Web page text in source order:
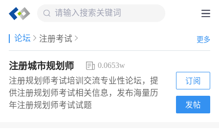
论坛 注册考试 更多
注册城市规划师 0.0653w
注册规划师考试培训交流专业性论坛，提
供注册规划师考试相关信息，发布海量历
年注册规划师考试试题
订阅
发帖